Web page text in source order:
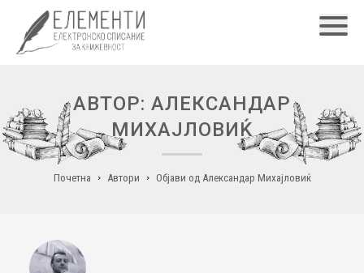
АВТОР: АЛЕКСАНДАР
МИХАЈЛОВИЌ
Почетна Автори Објави од Александар Михајловиќ